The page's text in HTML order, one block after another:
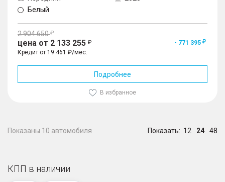
Белый
2 904 650
цена от 2 133 255
- 771 395
Кредит от 19 461 ₽/мес.
Подробнее
В избранное
Показаны 10 автомобиля Показать: 12 24 48
КПП в наличии